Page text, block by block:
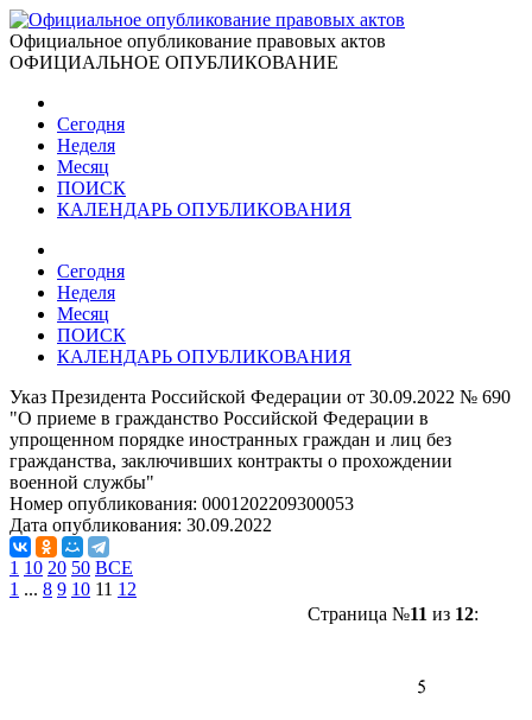
Официальное опубликование правовых актов
ОФИЦИАЛЬНОЕ ОПУБЛИКОВАНИЕ
Сегодня
Неделя
Месяц
ПОИСК
КАЛЕНДАРЬ ОПУБЛИКОВАНИЯ
Сегодня
Неделя
Месяц
ПОИСК
КАЛЕНДАРЬ ОПУБЛИКОВАНИЯ
Указ Президента Российской Федерации от 30.09.2022 № 690
"О приеме в гражданство Российской Федерации в
упрощенном порядке иностранных граждан и лиц без
гражданства, заключивших контракты о прохождении
военной службы"
Номер опубликования: 0001202209300053
Дата опубликования: 30.09.2022
1 10 20 50 ВСЕ
1 ... 8 9 10 11 12
Страница №11 из 12: